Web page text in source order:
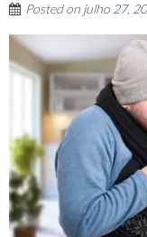
Posted on julho 27,